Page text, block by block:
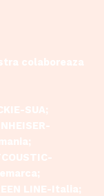
colaboreaza
SUA;
LINE-Italia;